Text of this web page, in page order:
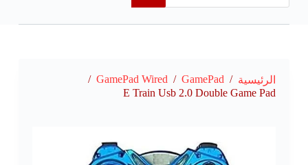
الرئيسية /
GamePad
/
GamePad Wired
/
E Train Usb 2.0 Double Game Pad